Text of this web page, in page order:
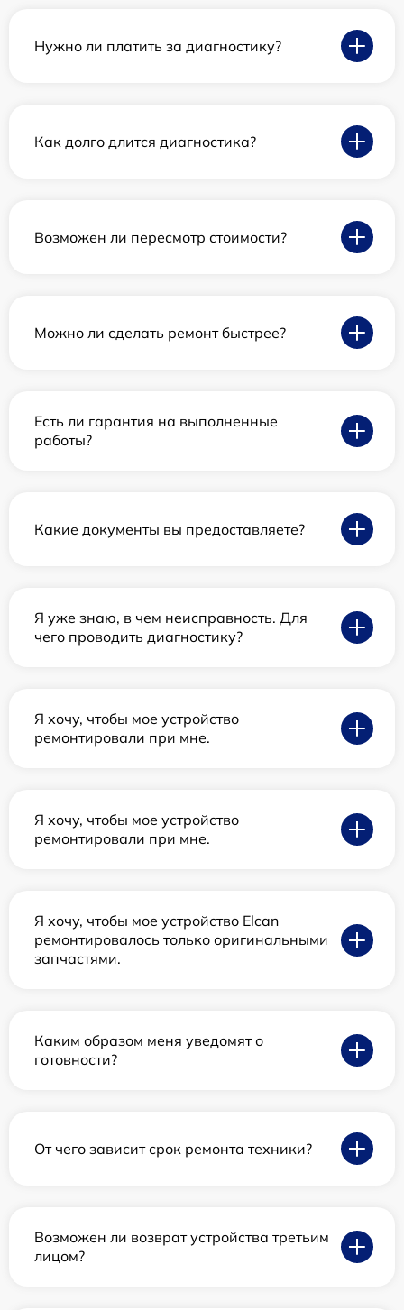
Нужно ли платить за диагностику?
Как долго длится диагностика?
Возможен ли пересмотр стоимости?
Можно ли сделать ремонт быстрее?
Есть ли гарантия на выполненные
работы?
Какие документы вы предоставляете?
Я уже знаю, в чем неисправность. Для
чего проводить диагностику?
Я хочу, чтобы мое устройство
ремонтировали при мне.
Я хочу, чтобы мое устройство
ремонтировали при мне.
Я хочу, чтобы мое устройство Elcan
ремонтировалось только оригинальными
запчастями.
Каким образом меня уведомят о
готовности?
От чего зависит срок ремонта техники?
Возможен ли возврат устройства третьим
лицом?